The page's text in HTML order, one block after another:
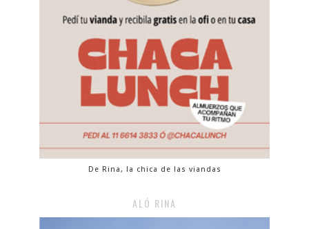
De Rina, la chica de las viandas
ALÓ RINA